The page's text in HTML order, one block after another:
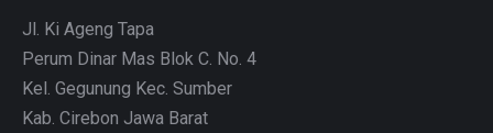
Jl. Ki Ageng Tapa
Perum Dinar Mas Blok C. No. 4
Kel. Gegunung Kec. Sumber
Kab. Cirebon Jawa Barat